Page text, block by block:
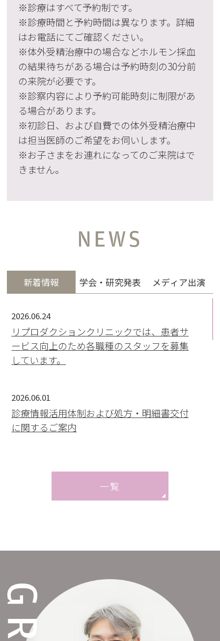
※診療はすべて予約制です。
※診療時間と予約時間は異なります。詳細
はお電話にてご確認ください。
※体外受精治療中の場合などホルモン採血
の結果待ちがある場合は予約時刻の30分前
の来院が必要です。
※診察内容により予約可能時刻に制限があ
る場合があります。
※初診日、および自費での体外受精治療中
は担当医師のご希望をお伺いします。
※お子さまをお連れになってのご来院はで
きません。
NEWS
新着情報 学会・研究発表 メディア出演
2026.06.24
リプロダクションクリニックでは、患者サ
ービス向上のため各職種のスタッフを募集
しています。
2026.06.01
診療情報活用体制および処方・明細書交付
に関するご案内
当院では、2026年4月1日より男性外来を毎
当院は、プレコンセプションケア助成事業
2025.11.30
日本産科婦人科学会からART（生殖補助医
療）の実施施設として認定証を授与されま
一覧